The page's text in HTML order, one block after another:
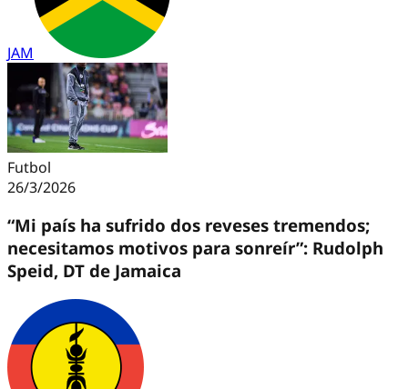
JAM
Futbol
26/3/2026
“Mi país ha sufrido dos reveses tremendos;
necesitamos motivos para sonreír”: Rudolph
Speid, DT de Jamaica